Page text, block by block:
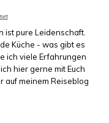
ist pure Leidenschaft.
Küche - was gibt es
ich viele Erfahrungen
hier gerne mit Euch
auf meinem Reiseblog